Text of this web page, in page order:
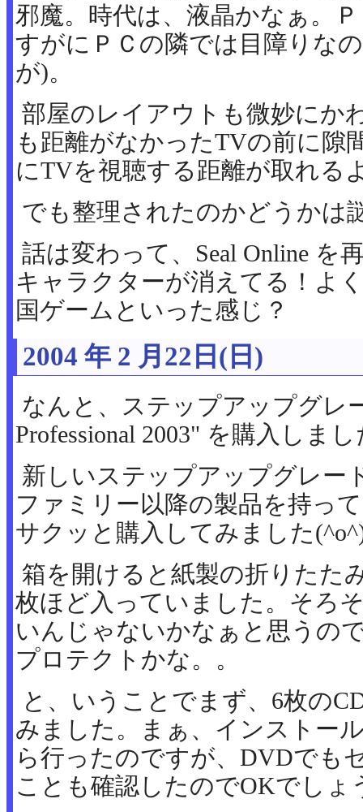
邪魔。時代は、液晶かなぁ。
すがにＰＣの隣では目障りな
が)。
部屋のレイアウトも微妙にか
も距離がなかったTVの前に隙
にTVを視聴する距離が取れる
でも整理されたのかどうかは
話は変わって、Seal Online を
キャラクターが消えてる！よ
国ゲームといった感じ？
2004 年 2 月22日(日)
なんと、ステップアップグレ
Professional 2003" を購入しま
新しいステップアップグレー
ファミリー以降の製品を持っ
サクッと購入してみました
箱を開けると紙製の折りたた
枚ほど入っていました。そろ
いんじゃないかなぁと思うの
プロテクトかな。。
と、いうことでまず、6枚の
みました。まぁ、インストー
ら行ったのですが、DVDでも
ことも確認したのでOKでしょ